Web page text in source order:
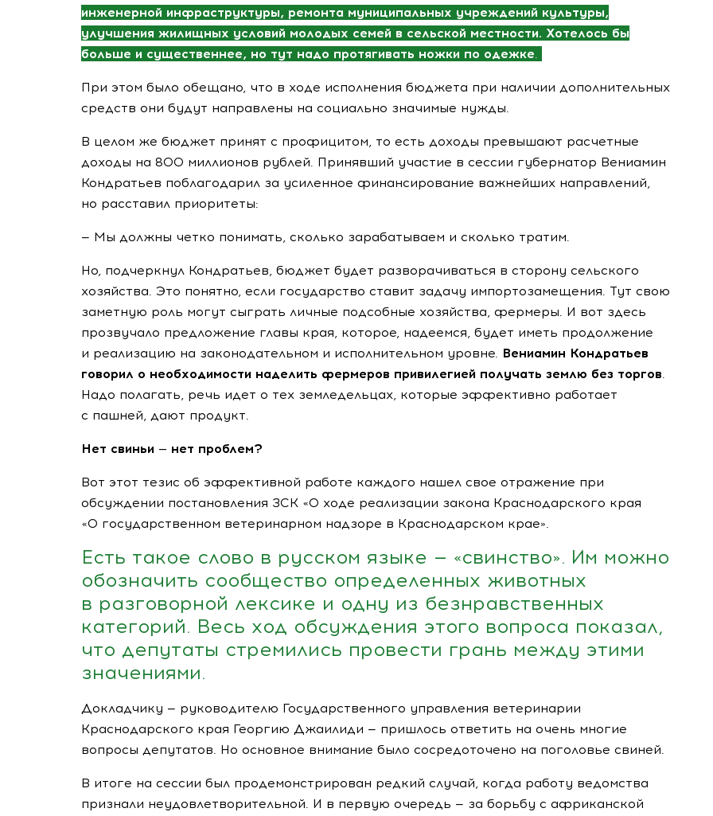
инженерной инфраструктуры, ремонта муниципальных учреждений культуры,
улучшения жилищных условий молодых семей в сельской местности. Хотелось бы
больше и существеннее, но тут надо протягивать ножки по одежке.
При этом было обещано, что в ходе исполнения бюджета при наличии дополнительных
средств они будут направлены на социально значимые нужды.
В целом же бюджет принят с профицитом, то есть доходы превышают расчетные
доходы на 800 миллионов рублей. Принявший участие в сессии губернатор Вениамин
Кондратьев поблагодарил за усиленное финансирование важнейших направлений,
но расставил приоритеты:
— Мы должны четко понимать, сколько зарабатываем и сколько тратим.
Но, подчеркнул Кондратьев, бюджет будет разворачиваться в сторону сельского
хозяйства. Это понятно, если государство ставит задачу импортозамещения. Тут свою
заметную роль могут сыграть личные подсобные хозяйства, фермеры. И вот здесь
прозвучало предложение главы края, которое, надеемся, будет иметь продолжение
и реализацию на законодательном и исполнительном уровне. Вениамин Кондратьев
говорил о необходимости наделить фермеров привилегией получать землю без торгов.
Надо полагать, речь идет о тех земледельцах, которые эффективно работает
с пашней, дают продукт.
Нет свиньи — нет проблем?
Вот этот тезис об эффективной работе каждого нашел свое отражение при
обсуждении постановления ЗСК «О ходе реализации закона Краснодарского края
«О государственном ветеринарном надзоре в Краснодарском крае».
Есть такое слово в русском языке — «свинство». Им можно
обозначить сообщество определенных животных
в разговорной лексике и одну из безнравственных
категорий. Весь ход обсуждения этого вопроса показал,
что депутаты стремились провести грань между этими
значениями.
Докладчику — руководителю Государственного управления ветеринарии
Краснодарского края Георгию Джаилиди — пришлось ответить на очень многие
вопросы депутатов. Но основное внимание было сосредоточено на поголовье свиней.
В итоге на сессии был продемонстрирован редкий случай, когда работу ведомства
признали неудовлетворительной. И в первую очередь — за борьбу с африканской